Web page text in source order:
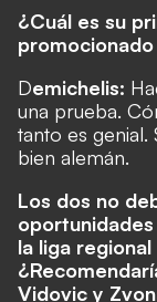
¿Cuál es su
Demichelis:
una prueba.
tanto es genial.
bien alemán.
Los dos no
la liga
Vidovic y